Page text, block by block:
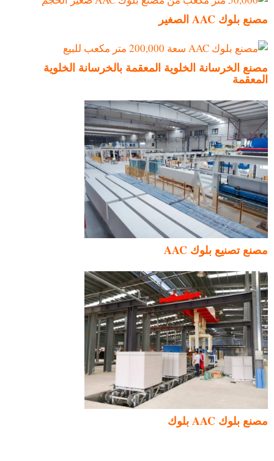
مصنع بلوك AAC الصغير
مصنع الخرسانة الخلوية المعقمة بالخرسانة الخلوية
المعقمة
مصنع تصنيع بلوك AAC
مصنع بلوك AAC بلوكGerman
Indonesian
Malay
Uzbek